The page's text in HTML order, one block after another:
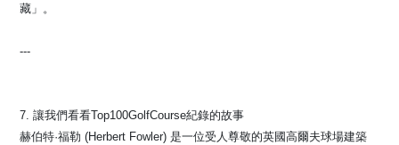
藏」。
---
7. 讓我們看看Top100GolfCourse紀錄的故事
赫伯特·福勒 (Herbert Fowler) 是一位受人尊敬的英國高爾夫球場建築